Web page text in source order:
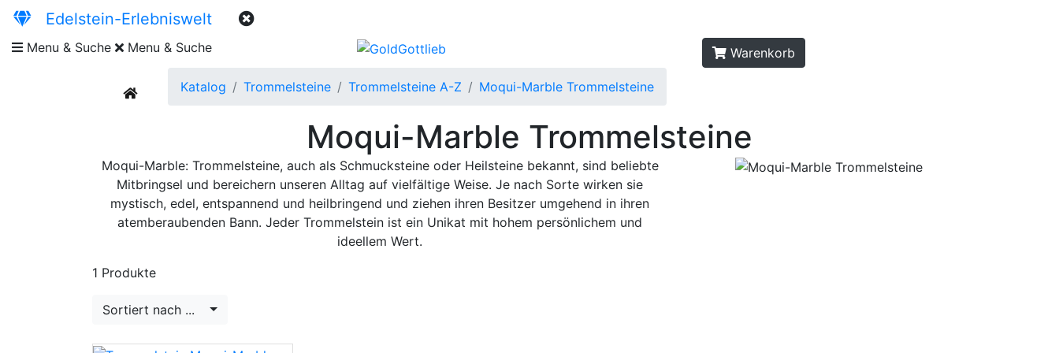
Edelstein-Erlebniswelt
Menu & Suche Menu & Suche Warenkorb
current Katalog Trommelsteine Trommelsteine A-Z Moqui-Marble Trommelsteine
Moqui-Marble Trommelsteine
Moqui-Marble: Trommelsteine, auch als Schmucksteine oder Heilsteine bekannt, sind beliebte
Mitbringsel und bereichern unseren Alltag auf vielfältige Weise. Je nach Sorte wirken sie
mystisch, edel, entspannend und heilbringend und ziehen ihren Besitzer umgehend in ihren
atemberaubenden Bann. Jeder Trommelstein ist ein Unikat mit hohem persönlichem und
ideellem Wert.
1 Produkte
Sortiert nach ...